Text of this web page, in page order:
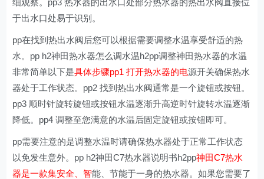
细观察。pp3 热水器的出水口处部分热水器的热出水阀直接位
于出水口处易于识别。
pp在找到热出水阀后您可以根据需要调整水温享受舒适的热
水。pp h2神田热水器怎么调水温h2pp调整神田热水器的水温
非常简单以下是具体步骤pp1 打开热水器的电源开关确保热水
器处于工作状态。pp2 找到热出水阀通常是一个旋钮或按钮。
pp3 顺时针旋转旋钮或按钮水温逐渐升高逆时针旋转水温逐渐
降低。pp4 调整至您满意的水温后固定旋钮或按钮即可。
pp需要注意的是调整水温时请确保热水器处于正常工作状态
以免发生意外。pp h2神田C7热水器说明书h2pp神田C7热水
器是一款集安全、智能、节能于一身的热水器。如果您需要了